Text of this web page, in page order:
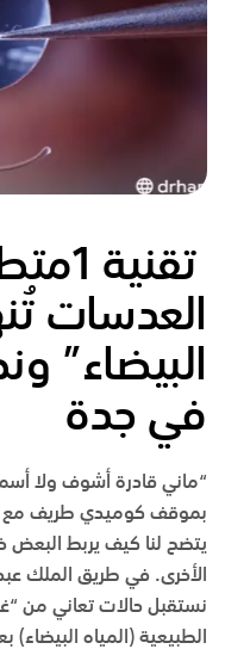
تقنية
العدسات
البيضاء”
في جدة
“ماني قادرة أشوف ولا
بموقف كوميدي طريف مع
يتضح لنا كيف يربط البعض
الأخرى. في طريق الملك
نستقبل حالات تعاني من